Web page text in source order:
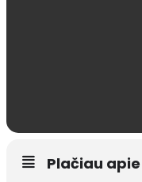
Plačiau